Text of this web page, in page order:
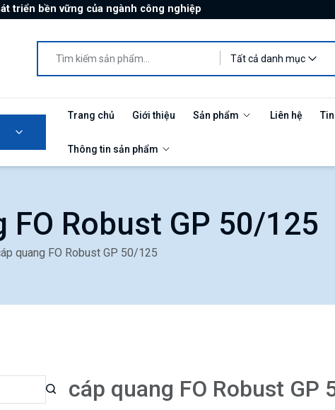
triển bền vững của ngành công nghiệp
Tất cả danh mục
Trang chủ Giới thiệu Sản phẩm Liên hệ
Thông tin sản phẩm
FO Robust GP 50/125
quang FO Robust GP 50/125
cáp quang FO Robust GP